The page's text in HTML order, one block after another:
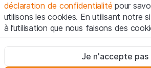
En utilisant le Site Web de Leonteq
"Site Web"), vous confirmez que vous
vous acceptez les informations
vous n'acceptez pas les Conditions
vous abstenir d'utiliser ce Site Web.
déclaration de confidentialité pour
utilisons les cookies. En utilisant notre
à l’utilisation que nous faisons des
Ces cookies sont nécessaires au bon
Je n'accepte pas